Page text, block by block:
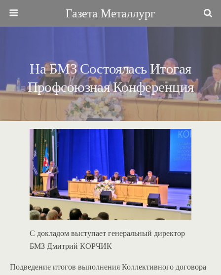
Газета Металлург
На БМЗ Состоялась Итогая
Профсоюзная Конференция
С докладом выступает генеральный директор
БМЗ Дмитрий КОРЧИК
Подведение итогов выполнения Коллективного договора